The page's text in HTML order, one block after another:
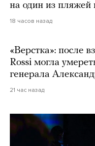
на один из пляжей
18 часов назад
«Верстка»: после
Rossi могла
генерала
21 час назад